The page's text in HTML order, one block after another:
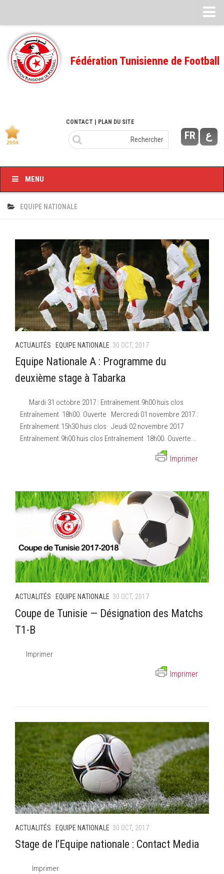
Feuille de match
FMI – 2022/2023
Ligue I – 2022/2023
Ligue I – 2020/2021
Ligue I – 2019/2020
Feuille de match 2017/2018
–Ligue I–
–Ligue II–
Feuille de match 2016/2017
-Ligue I-
-Ligue III-
Fédération Tunisienne de Football
FR ع
CONTACT | PLAN DU SITE
MENU
EQUIPE NATIONALE
ACTUALITÉS · EQUIPE NATIONALE 30 OCT, 2017
Equipe Nationale A : Programme du
deuxième stage à Tabarka
Mardi 31 octobre 2017 : Entraînement.9h00 huis clos
Entraînement 18h00. Ouverte Mercredi 01 novembre 2017 :
Entraînement.15h30 huis clos Jeudi 02 novembre 2017
Entraînement.9h00 huis clos Entraînement 18h00. Ouverte...
Imprimer
ACTUALITÉS · EQUIPE NATIONALE 30 OCT, 2017
Coupe de Tunisie — Désignation des Matchs
T1-B
Imprimer
Imprimer
ACTUALITÉS · EQUIPE NATIONALE 30 OCT, 2017
Stage de l’Equipe nationale : Contact Media
Imprimer